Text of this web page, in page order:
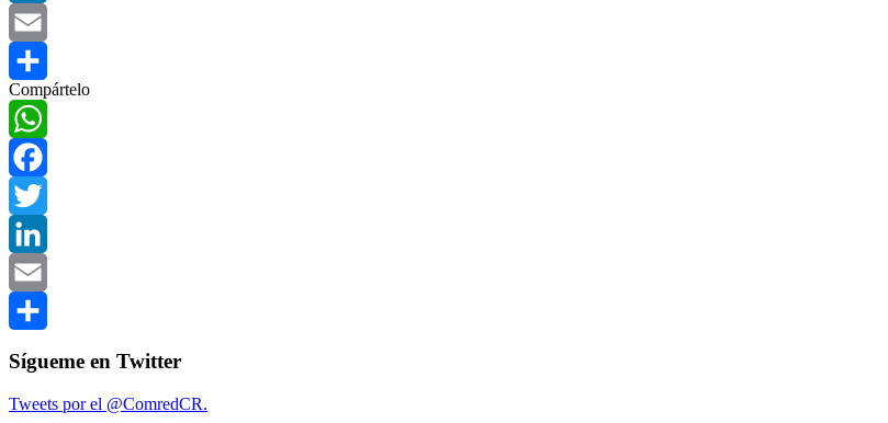
LinkedIn
Email
Compartir
Compártelo
WhatsApp
Facebook
Twitter
LinkedIn
Email
Compartir
Sígueme en Twitter
Tweets por el @ComredCR.